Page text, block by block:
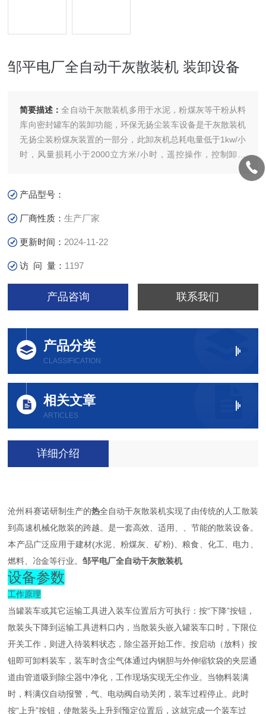
邹平电厂全自动干灰散装机 装卸设备
简要描述：全自动干灰散装机多用于水泥，粉煤灰等干粉从料
库向密封罐车的装卸功能，环保无扬尘装车设备是干灰散装机
无扬尘装粉煤灰装置的一部分，此卸灰机总耗电量低于1kw/小
时，风量损耗小于2000立方米/小时，遥控操作，控制卸料
产品型号：
厂商性质：生产厂家
更新时间： 2024-11-22
访 问 量： 1197
产品咨询 联系我们
产品分类
CLASSIFICATION
相关文章
ARTICLES
详细介绍
沧州科赛诺研制生产的热全自动干灰散装机实现了由传统的人工散装
到高速机械化散装的跨越。是一套高效、适用、、节能的散装设备。
本产品广泛应用于建材(水泥、粉煤灰、矿粉)、粮食、化工、电力、
燃料、冶金等行业。邹平电厂全自动干灰散装机
设备参数
工作原理
当罐装车或其它运输工具进入装车位置后方可执行：按“下降”按钮，
散装头下降到运输工具进料口内，当散装头嵌入罐装车口时，下限位
开关工作，则进入待装料状态，除尘器开始工作。按启动（放料）按
钮即可卸料装车，装车时含尘气体通过内钢胆与外伸缩软袋的夹层通
道由管道吸到除尘器中净化，工作现场实现无尘作业。当物料装满
时，料满仪自动报警，气、电动阀自动关闭，装车过程停止。此时
按“上升”按钮，使散装头上升到预定位置后，这就完成一个装车过